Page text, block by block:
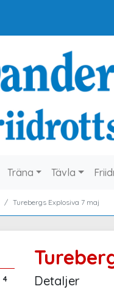
Träna Tävla
Turebergs Explosiva 7 maj
4 Detaljer